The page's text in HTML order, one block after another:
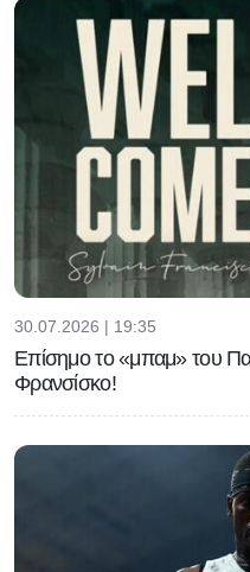
30.07.2026 | 19:35
Επίσημο το «μπαμ» του
Φρανσίσκο!